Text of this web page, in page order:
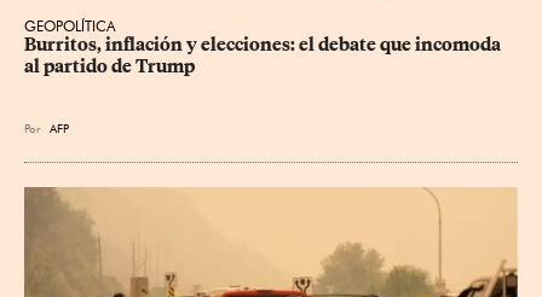
GEOPOLÍTICA
Burritos, inflación y elecciones: el debate que incomoda
al partido de Trump
Por AFP